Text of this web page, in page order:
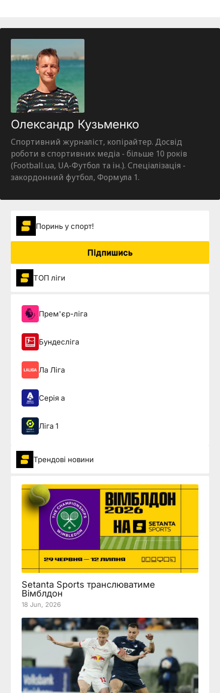
Олександр Кузьменко
Спортивний журналіст, копірайтер. Досвід
роботи в спортивних медіа - більше 10 років
(Football.ua, UA-Футбол та ін.). Спеціалізація -
закордонний футбол, Формула 1.
Поринь у спорт!
Підпишись
ТОП ліги
Прем'єр-ліга
Бундесліга
Ла Ліга
Серія а
Ліга 1
Трендові новини
Setanta Sports транслюватиме
Вімблдон
18 Jun, 2026